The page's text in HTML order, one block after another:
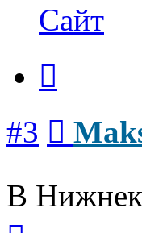
Maks42
Сайт
#3
В